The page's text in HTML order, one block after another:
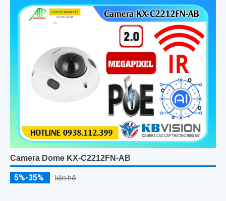
Camera Dome KX-C2212FN-AB
5%-35% liên hệ